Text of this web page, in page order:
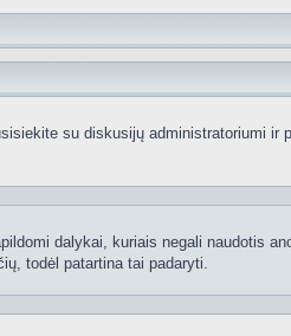
su diskusijų administratoriumi ir
dalykai, kuriais negali naudotis
todėl patartina tai padaryti.